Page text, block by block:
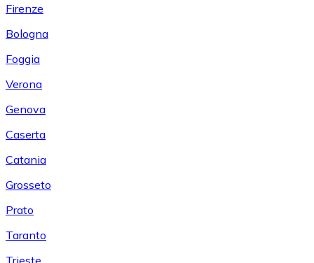
Firenze
Bologna
Foggia
Verona
Genova
Caserta
Catania
Grosseto
Prato
Taranto
Trieste